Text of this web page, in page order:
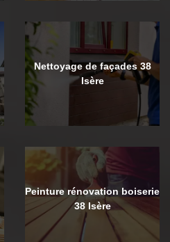
Nettoyage de façades 38
Isère
Peinture rénovation boiserie
38 Isère